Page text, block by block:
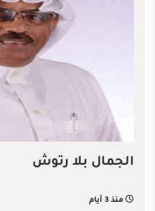
الجمال بلا رتوش
منذ 3 أيام